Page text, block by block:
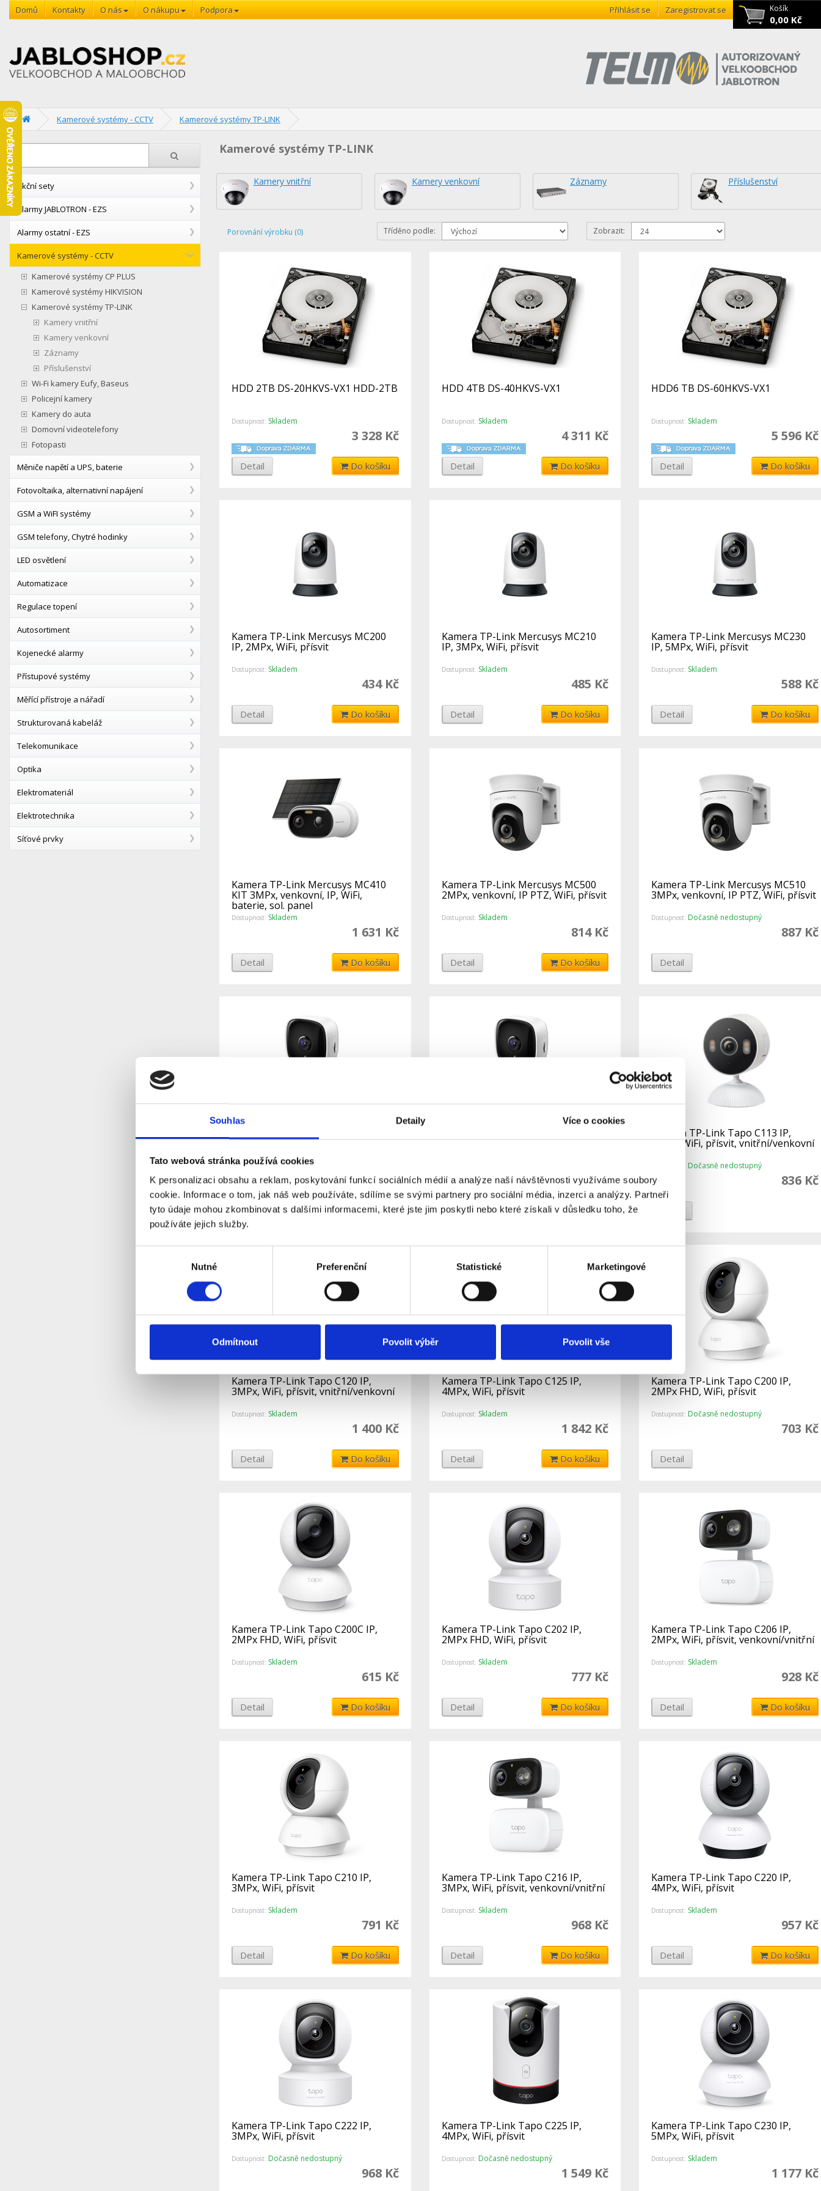
Souhlas Detaily Více o cookies
Tato webová stránka používá cookies
K personalizaci obsahu a reklam, poskytování funkcí sociálních médií a analýze naší návštěvnosti využíváme soubory
cookie. Informace o tom, jak náš web používáte, sdílíme se svými partnery pro sociální média, inzerci a analýzy. Partneři
tyto údaje mohou zkombinovat s dalšími informacemi, které jste jim poskytli nebo které získali v důsledku toho, že
používáte jejich služby.
Nutné Preferenční Statistické Marketingové
Odmítnout Povolit výběr Povolit vše
Košík
0,00 Kč
Domů Kontakty O nás O nákupu Podpora Přihlásit se Zaregistrovat se
Kamerové systémy - CCTV Kamerové systémy TP-LINK
Akční sety
Alarmy JABLOTRON - EZS
Alarmy ostatní - EZS
Kamerové systémy - CCTV
Kamerové systémy CP PLUS
Kamerové systémy HIKVISION
Kamerové systémy TP-LINK
Kamery vnitřní
Kamery venkovní
Záznamy
Příslušenství
Wi-Fi kamery Eufy, Baseus
Policejní kamery
Kamery do auta
Domovní videotelefony
Fotopasti
Měniče napětí a UPS, baterie
Fotovoltaika, alternativní napájení
GSM a WiFI systémy
GSM telefony, Chytré hodinky
LED osvětlení
Automatizace
Regulace topení
Autosortiment
Kojenecké alarmy
Přístupové systémy
Měřící přístroje a nářadí
Strukturovaná kabeláž
Telekomunikace
Optika
Elektromateriál
Elektrotechnika
Síťové prvky
Kamerové systémy TP-LINK
Kamery vnitřní Kamery venkovní Záznamy Příslušenství
Porovnání výrobku (0) Tříděno podle: Zobrazit:
HDD 2TB DS-20HKVS-VX1 HDD-2TB
Dostupnost: Skladem
3 328 Kč
Detail Do košíku
HDD 4TB DS-40HKVS-VX1
Dostupnost: Skladem
4 311 Kč
Detail Do košíku
HDD6 TB DS-60HKVS-VX1
Dostupnost: Skladem
5 596 Kč
Detail Do košíku
Kamera TP-Link Mercusys MC200
IP, 2MPx, WiFi, přísvit
Dostupnost: Skladem
434 Kč
Detail Do košíku
Kamera TP-Link Mercusys MC210
IP, 3MPx, WiFi, přísvit
Dostupnost: Skladem
485 Kč
Detail Do košíku
Kamera TP-Link Mercusys MC230
IP, 5MPx, WiFi, přísvit
Dostupnost: Skladem
588 Kč
Detail Do košíku
Kamera TP-Link Mercusys MC410
KIT 3MPx, venkovní, IP, WiFi,
baterie, sol. panel
Dostupnost: Skladem
1 631 Kč
Detail Do košíku
Kamera TP-Link Mercusys MC500
2MPx, venkovní, IP PTZ, WiFi, přísvit
Dostupnost: Skladem
814 Kč
Detail Do košíku
Kamera TP-Link Mercusys MC510
3MPx, venkovní, IP PTZ, WiFi, přísvit
Dostupnost: Dočasně nedostupný
887 Kč
Detail
2MPx FHD, WiFi, přísvit
Dostupnost:Skladem
638 Kč
Detail Do košíku
3MPx, WiFi, přísvit
774 Kč
Detail Do košíku
Kamera TP-Link Tapo C113 IP,
3MPx, WiFi, přísvit, vnitřní/venkovní
Dočasně nedostupný
836 Kč
Kamera TP-Link Tapo C120 IP,
3MPx, WiFi, přísvit, vnitřní/venkovní
Dostupnost: Skladem
1 400 Kč
Detail Do košíku
Kamera TP-Link Tapo C125 IP,
4MPx, WiFi, přísvit
Dostupnost: Skladem
1 842 Kč
Detail Do košíku
Kamera TP-Link Tapo C200 IP,
2MPx FHD, WiFi, přísvit
Dostupnost: Dočasně nedostupný
703 Kč
Detail
Kamera TP-Link Tapo C200C IP,
2MPx FHD, WiFi, přísvit
Dostupnost: Skladem
615 Kč
Detail Do košíku
Kamera TP-Link Tapo C202 IP,
2MPx FHD, WiFi, přísvit
Dostupnost: Skladem
777 Kč
Detail Do košíku
Kamera TP-Link Tapo C206 IP,
2MPx, WiFi, přísvit, venkovní/vnitřní
Dostupnost: Skladem
928 Kč
Detail Do košíku
Kamera TP-Link Tapo C210 IP,
3MPx, WiFi, přísvit
Dostupnost: Skladem
791 Kč
Detail Do košíku
Kamera TP-Link Tapo C216 IP,
3MPx, WiFi, přísvit, venkovní/vnitřní
Dostupnost: Skladem
968 Kč
Detail Do košíku
Kamera TP-Link Tapo C220 IP,
4MPx, WiFi, přísvit
Dostupnost: Skladem
957 Kč
Detail Do košíku
Kamera TP-Link Tapo C222 IP,
3MPx, WiFi, přísvit
Dostupnost: Dočasně nedostupný
968 Kč
Kamera TP-Link Tapo C225 IP,
4MPx, WiFi, přísvit
Dostupnost: Dočasně nedostupný
1 549 Kč
Kamera TP-Link Tapo C230 IP,
5MPx, WiFi, přísvit
Dostupnost: Skladem
1 177 Kč